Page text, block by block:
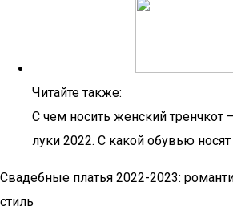
Читайте также:
С чем носить женский
луки 2022. С какой обувью носят
Свадебные платья 2022-2023:
стиль